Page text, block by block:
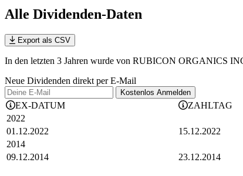
Alle Dividenden-Daten
Export als CSV
In den letzten 3 Jahren wurde von RUBICON ORGANICS
Neue Dividenden direkt per E-Mail
Kostenlos Anmelden
EX-DATUM ZAHLTAG
2022
01.12.2022
15.12.2022
2014
09.12.2014
23.12.2014